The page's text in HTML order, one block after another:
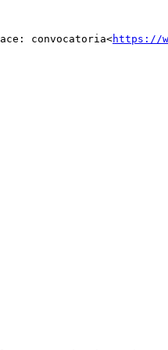
convocatoria<https://